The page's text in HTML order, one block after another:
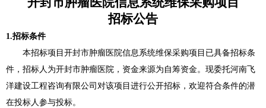
招标公告
1.招标条件
本招标项目开封市肿瘤医院信息系统维保采购项目已具备招标条
件，招标人为开封市肿瘤医院，资金来源为 自筹资金。 现委托河南飞
洋建设工程咨询有限公司对该项目进行公开招标，欢迎符合条件的潜
在投标人参与投标。